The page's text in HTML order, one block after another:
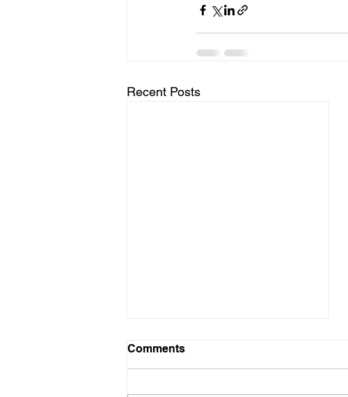
Recent Posts
Comments